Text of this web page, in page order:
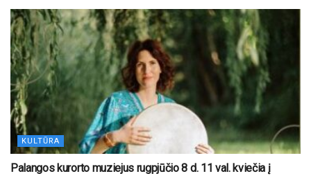
KULTŪRA
Palangos kurorto muziejus rugpjūčio 8 d. 11 val. kviečia į